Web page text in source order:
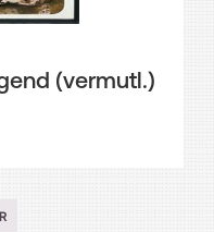
(vermutl.)